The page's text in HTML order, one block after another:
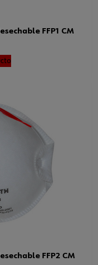
FFP1 CM
FFP2 CM